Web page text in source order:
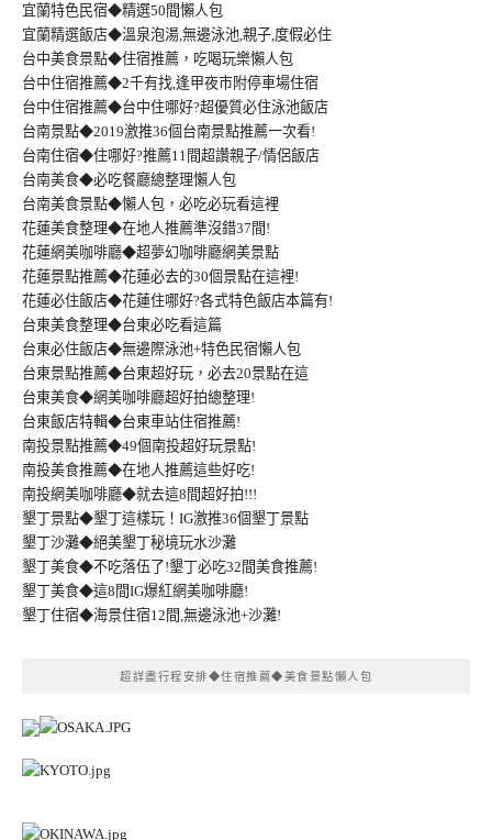
宜蘭特色民宿◆精選50間懶人包
宜蘭精選飯店◆溫泉泡湯,無邊泳池,親子,度假必住
台中美食景點◆住宿推薦，吃喝玩樂懶人包
台中住宿推薦◆2千有找,逢甲夜市附停車場住宿
台中住宿推薦◆台中住哪好?超優質必住泳池飯店
台南景點◆2019激推36個台南景點推薦一次看!
台南住宿◆住哪好?推薦11間超讚親子/情侶飯店
台南美食◆必吃餐廳總整理懶人包
台南美食景點◆懶人包，必吃必玩看這裡
花蓮美食整理◆在地人推薦準沒錯37間!
花蓮網美咖啡廳◆超夢幻咖啡廳網美景點
花蓮景點推薦◆花蓮必去的30個景點在這裡!
花蓮必住飯店◆花蓮住哪好?各式特色飯店本篇有!
台東美食整理◆台東必吃看這篇
台東必住飯店◆無邊際泳池+特色民宿懶人包
台東景點推薦◆台東超好玩，必去20景點在這
台東美食◆網美咖啡廳超好拍總整理!
台東飯店特輯◆台東車站住宿推薦!
南投景點推薦◆49個南投超好玩景點!
南投美食推薦◆在地人推薦這些好吃!
南投網美咖啡廳◆就去這8間超好拍!!!
墾丁景點◆墾丁這樣玩！IG激推36個墾丁景點
墾丁沙灘◆絕美墾丁秘境玩水沙灘
墾丁美食◆不吃落伍了!墾丁必吃32間美食推薦!
墾丁美食◆這8間IG爆紅網美咖啡廳!
墾丁住宿◆海景住宿12間,無邊泳池+沙灘!
超詳盡行程安排◆住宿推薦◆美食景點懶人包